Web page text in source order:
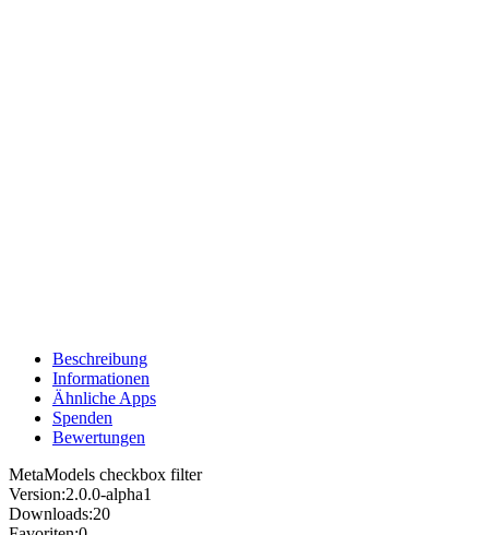
Beschreibung
Informationen
Ähnliche Apps
Spenden
Bewertungen
MetaModels checkbox filter
Version:2.0.0-alpha1
Downloads:20